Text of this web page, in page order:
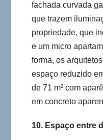
fachada curvada
que trazem
propriedade, que
e um micro
forma, os
espaço reduzido
de 71 m² com
em concreto
10. Espaço entre